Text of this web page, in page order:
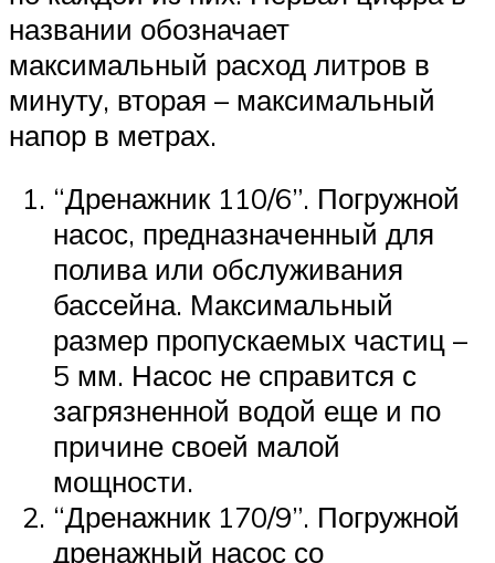
названии обозначает
максимальный расход литров в
минуту, вторая – максимальный
напор в метрах.
“Дренажник 110/6”. Погружной
насос, предназначенный для
полива или обслуживания
бассейна. Максимальный
размер пропускаемых частиц –
5 мм. Насос не справится с
загрязненной водой еще и по
причине своей малой
мощности.
“Дренажник 170/9”. Погружной
дренажный насос со